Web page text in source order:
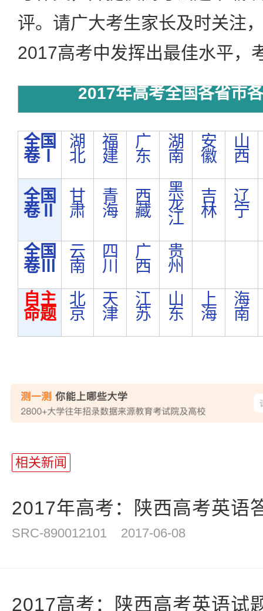
评。请广大考生家长及时关注
2017高考中发挥出最佳水平，
2017年高考全国各省市
全国
卷Ⅰ
湖
北
福
建
广
东
湖
南
安
徽
山
西
全国
卷Ⅱ
甘
肃
青
海
西
藏
黑
龙
江
吉
林
辽
宁
全国
卷Ⅲ
云
南
四
川
广
西
贵
州
自主
命题
北
京
天
津
江
苏
山
东
上
海
海
南
相关新闻
2017年高考：陕西高考英语
SRC-890012101 2017-06-08
2017高考：陕西高考英语试